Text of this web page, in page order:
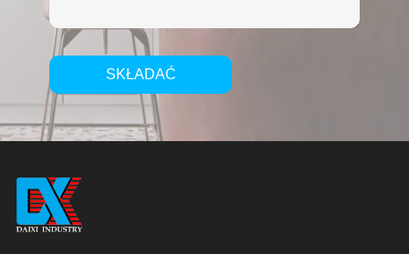
SKŁADAĆ
Alternative: